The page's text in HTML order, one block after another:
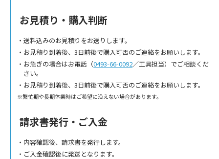
お見積り・購入判断
送料込みのお見積りをお送りします。
お見積り到着後、3日前後で購入可否のご連絡をお願いします。
お急ぎの場合はお電話（0493-66-0092／工具担当）でご相談くだ
さい。
お見積り到着後、3日前後で購入可否のご連絡をお願いします。
繁忙期や長期休業時はご希望に沿えない場合があります。
請求書発行・ご入金
内容確認後、請求書を発行します。
ご入金確認後に発送となります。